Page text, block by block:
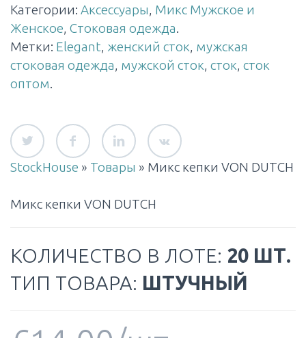
Категории: Аксессуары, Микс Мужское и
Женское, Стоковая одежда.
Метки: Elegant, женский сток, мужская
стоковая одежда, мужской сток, сток, сток
оптом.
StockHouse » Товары » Микс кепки VON DUTCH
Микс кепки VON DUTCH
КОЛИЧЕСТВО В ЛОТЕ: 20 ШТ.
ТИП ТОВАРА: ШТУЧНЫЙ